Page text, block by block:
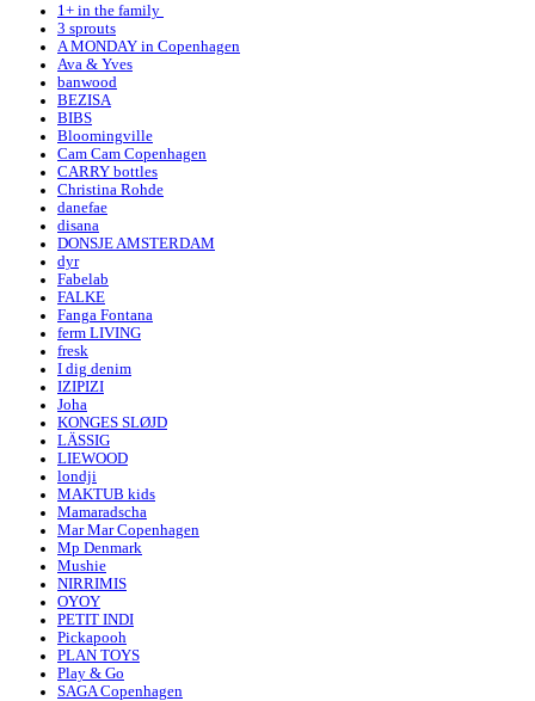
1+ in the family
3 sprouts
A MONDAY in Copenhagen
Ava & Yves
banwood
BEZISA
BIBS
Bloomingville
Cam Cam Copenhagen
CARRY bottles
Christina Rohde
danefae
disana
DONSJE AMSTERDAM
dyr
Fabelab
FALKE
Fanga Fontana
ferm LIVING
fresk
I dig denim
IZIPIZI
Joha
KONGES SLØJD
LÄSSIG
LIEWOOD
londji
MAKTUB kids
Mamaradscha
Mar Mar Copenhagen
Mp Denmark
Mushie
NIRRIMIS
OYOY
PETIT INDI
Pickapooh
PLAN TOYS
Play & Go
SAGA Copenhagen